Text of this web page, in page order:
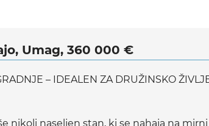
Umag, 360 000 €
– IDEALEN ZA DRUŽINSKO
nikoli naseljen stan, ki se nahaja na